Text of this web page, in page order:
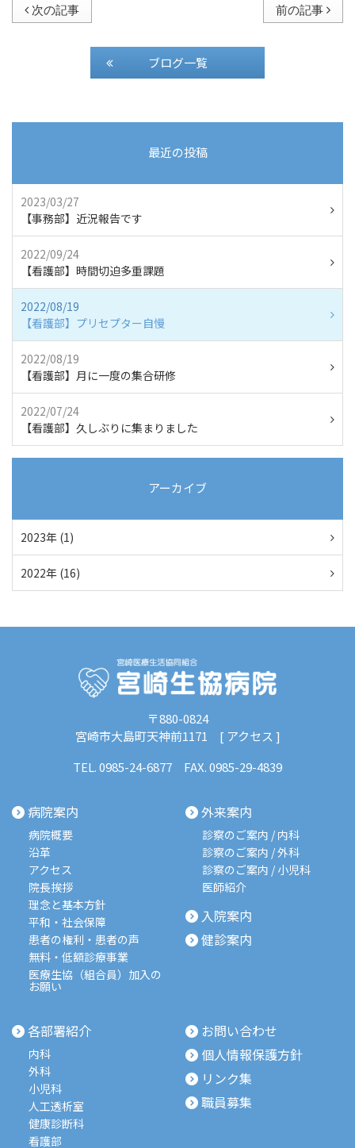
次の記事 前の記事
ブログ一覧
最近の投稿
2023/03/27
【事務部】近況報告です
2022/09/24
【看護部】時間切迫多重課題
2022/08/19
【看護部】プリセプター自慢
2022/08/19
【看護部】月に一度の集合研修
2022/07/24
【看護部】久しぶりに集まりました
アーカイブ
2023年 (1)
2022年 (16)
〒880-0824
宮崎市大島町天神前1171 [ アクセス ]
TEL.0985-24-6877 FAX. 0985-29-4839
病院案内
病院概要
沿革
アクセス
院長挨拶
理念と基本方針
平和・社会保障
患者の権利・患者の声
無料・低額診療事業
医療生協（組合員）加入の
お願い
外来案内
診察のご案内 / 内科
診察のご案内 / 外科
診察のご案内 / 小児科
医師紹介
入院案内
健診案内
各部署紹介
内科
外科
小児科
人工透析室
健康診断科
看護部
お問い合わせ
個人情報保護方針
リンク集
職員募集